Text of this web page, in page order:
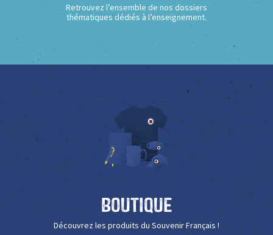
Retrouvez l’ensemble de nos dossiers
thématiques dédiés à l’enseignement.
Boutique
Découvrez les produits du Souvenir Français !